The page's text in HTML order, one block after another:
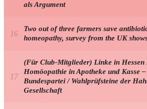
als Argument
Two out of three farmers save
homeopathy, survey from the UK
(Für Club-Mitglieder) Linke in Hessen
Homöopathie in Apotheke und Kasse
Bundespartei / Wahlprüfsteine der
Gesellschaft